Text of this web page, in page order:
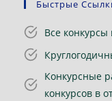
Быстрые
Все
Конкурсные
конкурсов в